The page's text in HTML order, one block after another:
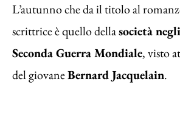
L’autunno che da il titolo al
scrittrice è quello dellasocietà
Seconda Guerra Mondiale, visto
del giovaneBernard Jacquelain.